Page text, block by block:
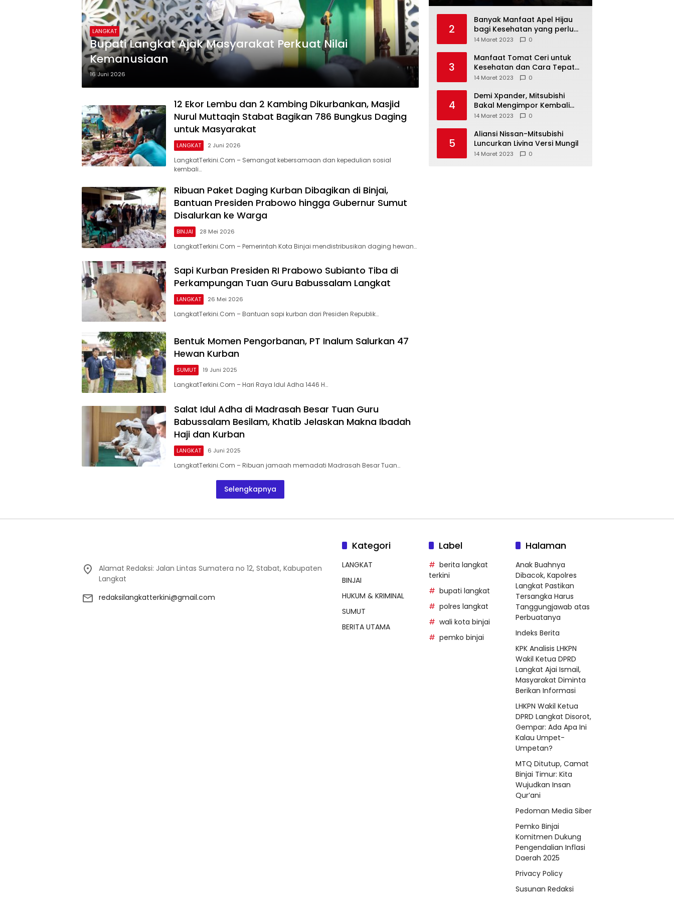
LANGKAT
Bupati Langkat Ajak Masyarakat Perkuat Nilai
Kemanusiaan
16 Juni 2026
12 Ekor Lembu dan 2 Kambing Dikurbankan, Masjid
Nurul Muttaqin Stabat Bagikan 786 Bungkus Daging
untuk Masyarakat
LANGKAT 2 Juni 2026
LangkatTerkini.Com – Semangat kebersamaan dan kepedulian sosial
kembali…
Ribuan Paket Daging Kurban Dibagikan di Binjai,
Bantuan Presiden Prabowo hingga Gubernur Sumut
Disalurkan ke Warga
BINJAI 28 Mei 2026
LangkatTerkini.Com – Pemerintah Kota Binjai mendistribusikan daging hewan…
Sapi Kurban Presiden RI Prabowo Subianto Tiba di
Perkampungan Tuan Guru Babussalam Langkat
LANGKAT 26 Mei 2026
LangkatTerkini.Com – Bantuan sapi kurban dari Presiden Republik…
Bentuk Momen Pengorbanan, PT Inalum Salurkan 47
Hewan Kurban
SUMUT 19 Juni 2025
LangkatTerkini.Com – Hari Raya Idul Adha 1446 H…
Salat Idul Adha di Madrasah Besar Tuan Guru
Babussalam Besilam, Khatib Jelaskan Makna Ibadah
Haji dan Kurban
LANGKAT 6 Juni 2025
LangkatTerkini.Com – Ribuan jamaah memadati Madrasah Besar Tuan…
Selengkapnya
2
Banyak Manfaat Apel Hijau
bagi Kesehatan yang perlu
Anda ketahui
14 Maret 2023 0
3
Manfaat Tomat Ceri untuk
Kesehatan dan Cara Tepat
Mengonsumsinya
14 Maret 2023 0
4
Demi Xpander, Mitsubishi
Bakal Mengimpor Kembali
Pajero Sport
14 Maret 2023 0
5
Aliansi Nissan-Mitsubishi
Luncurkan Livina Versi Mungil
14 Maret 2023 0
Alamat Redaksi: Jalan Lintas Sumatera no 12, Stabat, Kabupaten
Langkat
redaksilangkatterkini@gmail.com
Kategori
LANGKAT
BINJAI
HUKUM & KRIMINAL
SUMUT
BERITA UTAMA
Label
berita langkat
terkini
bupati langkat
polres langkat
wali kota binjai
pemko binjai
Halaman
Anak Buahnya
Dibacok, Kapolres
Langkat Pastikan
Tersangka Harus
Tanggungjawab atas
Perbuatanya
Indeks Berita
KPK Analisis LHKPN
Wakil Ketua DPRD
Langkat Ajai Ismail,
Masyarakat Diminta
Berikan Informasi
LHKPN Wakil Ketua
DPRD Langkat Disorot,
Gempar: Ada Apa Ini
Kalau Umpet-
Umpetan?
MTQ Ditutup, Camat
Binjai Timur: Kita
Wujudkan Insan
Qur’ani
Pedoman Media Siber
Pemko Binjai
Komitmen Dukung
Pengendalian Inflasi
Daerah 2025
Privacy Policy
Susunan Redaksi